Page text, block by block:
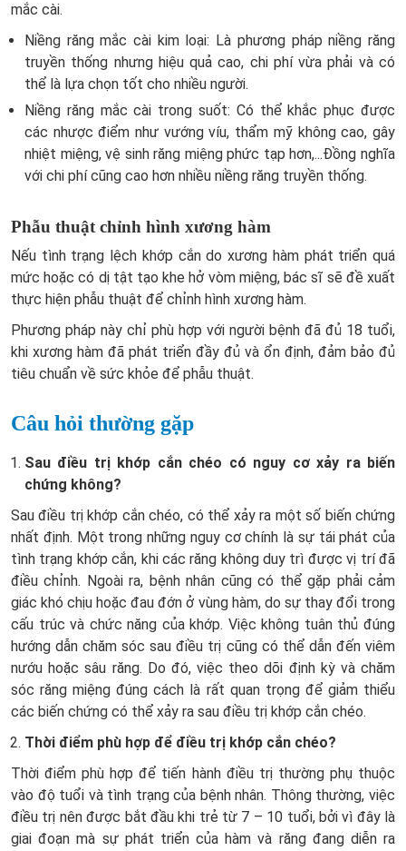
mắc cài.
Niềng răng mắc cài kim loại: Là phương pháp niềng răng
truyền thống nhưng hiệu quả cao, chi phí vừa phải và có
thể là lựa chọn tốt cho nhiều người.
Niềng răng mắc cài trong suốt: Có thể khắc phục được
các nhược điểm như vướng víu, thẩm mỹ không cao, gây
nhiệt miệng, vệ sinh răng miệng phức tạp hơn,...Đồng nghĩa
với chi phí cũng cao hơn nhiều niềng răng truyền thống.
Phẫu thuật chỉnh hình xương hàm
Nếu tình trạng lệch khớp cắn do xương hàm phát triển quá
mức hoặc có dị tật tạo khe hở vòm miệng, bác sĩ sẽ đề xuất
thực hiện phẫu thuật để chỉnh hình xương hàm.
Phương pháp này chỉ phù hợp với người bệnh đã đủ 18 tuổi,
khi xương hàm đã phát triển đầy đủ và ổn định, đảm bảo đủ
tiêu chuẩn về sức khỏe để phẫu thuật.
Câu hỏi thường gặp
Sau điều trị khớp cắn chéo có nguy cơ xảy ra biến
chứng không?
Sau điều trị khớp cắn chéo, có thể xảy ra một số biến chứng
nhất định. Một trong những nguy cơ chính là sự tái phát của
tình trạng khớp cắn, khi các răng không duy trì được vị trí đã
điều chỉnh. Ngoài ra, bệnh nhân cũng có thể gặp phải cảm
giác khó chịu hoặc đau đớn ở vùng hàm, do sự thay đổi trong
cấu trúc và chức năng của khớp. Việc không tuân thủ đúng
hướng dẫn chăm sóc sau điều trị cũng có thể dẫn đến viêm
nướu hoặc sâu răng. Do đó, việc theo dõi định kỳ và chăm
sóc răng miệng đúng cách là rất quan trọng để giảm thiểu
các biến chứng có thể xảy ra sau điều trị khớp cắn chéo.
Thời điểm phù hợp để điều trị khớp cắn chéo?
Thời điểm phù hợp để tiến hành điều trị thường phụ thuộc
vào độ tuổi và tình trạng của bệnh nhân. Thông thường, việc
điều trị nên được bắt đầu khi trẻ từ 7 – 10 tuổi, bởi vì đây là
giai đoạn mà sự phát triển của hàm và răng đang diễn ra